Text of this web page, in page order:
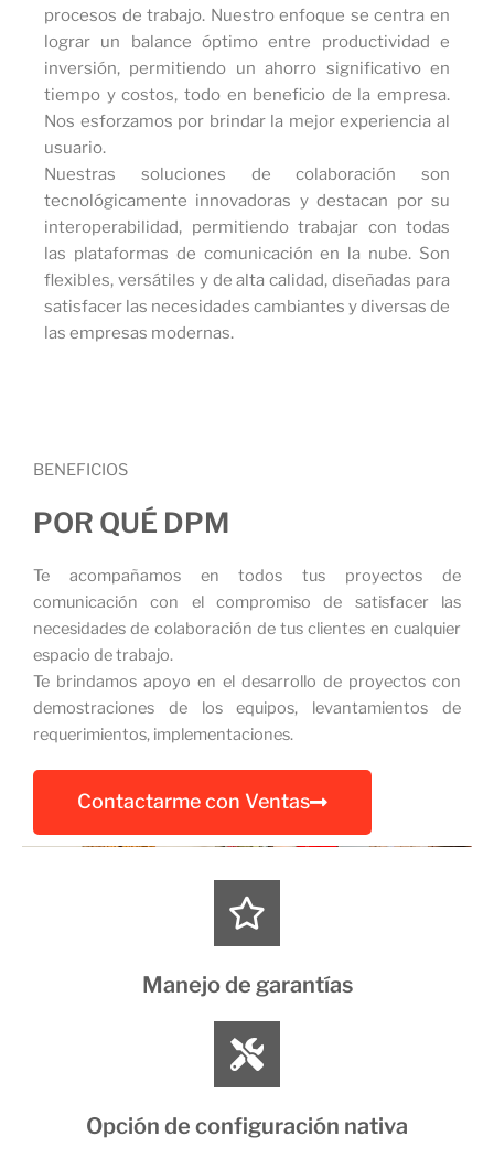
procesos de trabajo. Nuestro enfoque se centra en
lograr un balance óptimo entre productividad e
inversión, permitiendo un ahorro significativo en
tiempo y costos, todo en beneficio de la empresa.
Nos esforzamos por brindar la mejor experiencia al
usuario.
Nuestras soluciones de colaboración son
tecnológicamente innovadoras y destacan por su
interoperabilidad, permitiendo trabajar con todas
las plataformas de comunicación en la nube. Son
flexibles, versátiles y de alta calidad, diseñadas para
satisfacer las necesidades cambiantes y diversas de
las empresas modernas.
BENEFICIOS
POR QUÉ DPM
Te acompañamos en todos tus proyectos de
comunicación con el compromiso de satisfacer las
necesidades de colaboración de tus clientes en cualquier
espacio de trabajo.
Te brindamos apoyo en el desarrollo de proyectos con
demostraciones de los equipos, levantamientos de
requerimientos, implementaciones.
Contactarme con Ventas
Manejo de garantías
Opción de configuración nativa